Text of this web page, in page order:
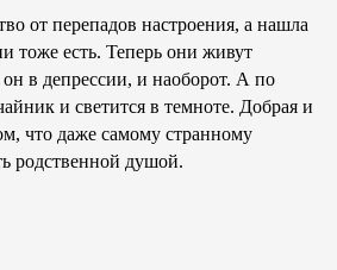
от перепадов настроения, а нашла
тоже есть. Теперь они живут
в депрессии, и наоборот. А по
и светится в темноте. Добрая и
что даже самому странному
родственной душой.